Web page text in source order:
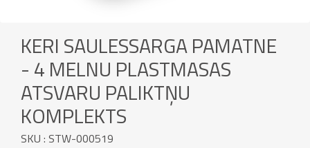
KERI SAULESSARGA PAMATNE
- 4 MELNU PLASTMASAS
ATSVARU PALIKTŅU
KOMPLEKTS
SKU : STW-000519